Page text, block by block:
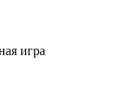
игра